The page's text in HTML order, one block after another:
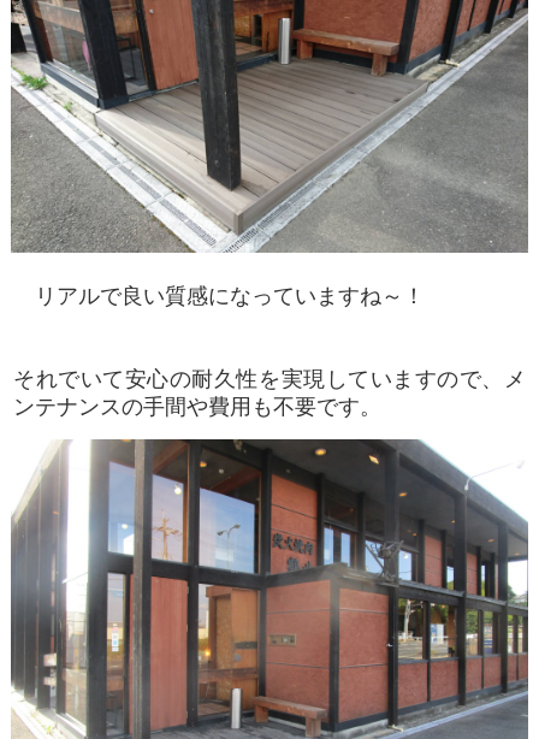
リアルで良い質感になっていますね～！
それでいて安心の耐久性を実現していますので、メ
ンテナンスの手間や費用も不要です。